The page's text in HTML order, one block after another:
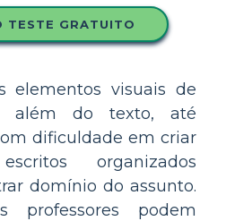
TESTE GRATUITO
elementos visuais de
além do texto, até
dificuldade em criar
organizados
domínio do assunto.
professores podem